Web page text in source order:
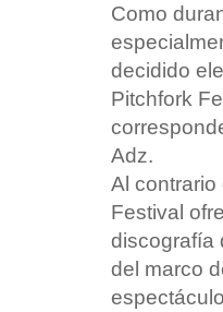
Como
decidido
Pitchfork
Adz.
Al contrario
Festival
discografía
del marco